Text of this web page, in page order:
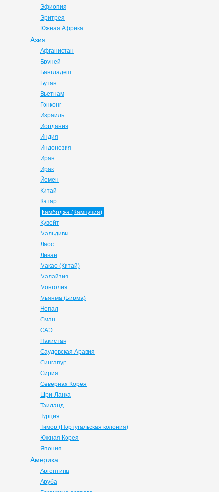
Эфиопия
Эритрея
Южная Африка
Азия
Афганистан
Бруней
Бангладеш
Бутан
Вьетнам
Гонконг
Израиль
Иордания
Индия
Индонезия
Иран
Ирак
Йемен
Китай
Катар
Камбоджа (Кампучия)
Кувейт
Мальдивы
Лаос
Ливан
Макао (Китай)
Малайзия
Монголия
Мьянма (Бирма)
Непал
Оман
ОАЭ
Пакистан
Саудовская Аравия
Сингапур
Сирия
Северная Корея
Шри-Ланка
Таиланд
Турция
Тимор (Португальская колония)
Южная Корея
Япония
Америка
Аргентина
Аруба